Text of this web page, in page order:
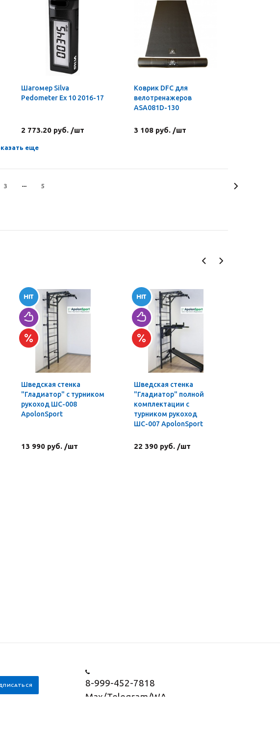
Шагомер Silva
Pedometer Ex 10 2016-17
2 773.20 руб. /шт
Коврик DFC для
велотренажеров
ASA081D-130
3 108 руб. /шт
еще
3 5
Шведская стенка
"Гладиатор" с турником
рукоход ШС-008
ApolonSport
13 990 руб. /шт
Шведская стенка
"Гладиатор" полной
комплектации с
турником рукоход
ШС-007 ApolonSport
22 390 руб. /шт
8-999-452-7818
Max/Telegram/WA